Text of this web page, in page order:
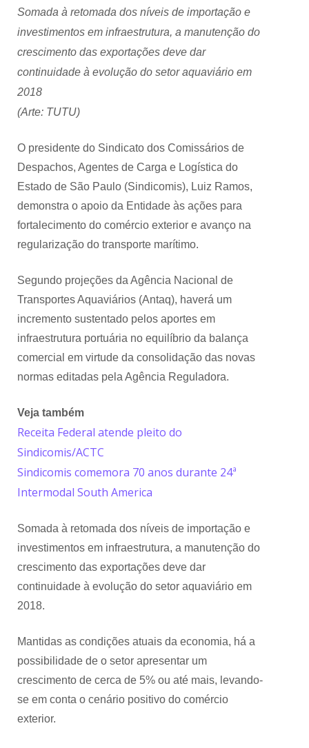
Somada à retomada dos níveis de importação e
investimentos em infraestrutura, a manutenção do
crescimento das exportações deve dar
continuidade à evolução do setor aquaviário em
2018
(Arte: TUTU)
O presidente do Sindicato dos Comissários de
Despachos, Agentes de Carga e Logística do
Estado de São Paulo (Sindicomis), Luiz Ramos,
demonstra o apoio da Entidade às ações para
fortalecimento do comércio exterior e avanço na
regularização do transporte marítimo.
Segundo projeções da Agência Nacional de
Transportes Aquaviários (Antaq), haverá um
incremento sustentado pelos aportes em
infraestrutura portuária no equilíbrio da balança
comercial em virtude da consolidação das novas
normas editadas pela Agência Reguladora.
Veja também
Receita Federal atende pleito do
Sindicomis/ACTC
Sindicomis comemora 70 anos durante 24ª
Intermodal South America
Somada à retomada dos níveis de importação e
investimentos em infraestrutura, a manutenção do
crescimento das exportações deve dar
continuidade à evolução do setor aquaviário em
2018.
Mantidas as condições atuais da economia, há a
possibilidade de o setor apresentar um
crescimento de cerca de 5% ou até mais, levando-
se em conta o cenário positivo do comércio
exterior.